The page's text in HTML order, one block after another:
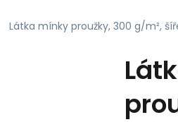
Látka mínky proužky, 300 g/m²,